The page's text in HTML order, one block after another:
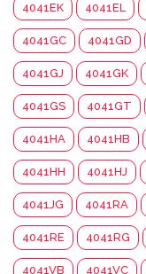
4041EK 4041EL
4041GC 4041GD
4041GJ 4041GK
4041GS 4041GT
4041HA 4041HB
4041HH 4041HJ
4041JG 4041RA
4041RE 4041RG
4041VB 4041VC